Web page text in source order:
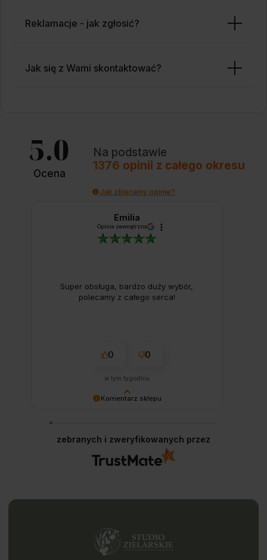
Reklamacje - jak zgłosić?
Jak się z Wami skontaktować?
5.0
Ocena
Na podstawie
1376 opinii z całego okresu
Jak zbieramy opinie?
Komentarz sklepu
Pani naszą obsługę oraz duży asortyment. Mamy
nadzieję, że bolesławieckie kubeczki ze zdjęcia
będą wspaniale służyć! Zapraszamy ponownie ✨
Emilia
Opinia zewnętrzna
Super obsługa, bardzo duży wybór,
polecamy z całego serca!
0 0
w tym tygodniu
zebranych i zweryfikowanych przez